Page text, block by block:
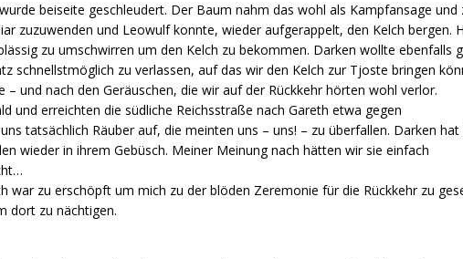
beiseite geschleudert. Der Baum nahm das wohl als Kampfansage und
zuzuwenden und Leowulf konnte, wieder aufgerappelt, den Kelch bergen.
zu umschwirren um den Kelch zu bekommen. Darken wollte ebenfalls
schnellstmöglich zu verlassen, auf das wir den Kelch zur Tjoste bringen
und nach den Geräuschen, die wir auf der Rückkehr hörten wohl verlor.
und erreichten die südliche Reichsstraße nach Gareth etwa gegen
tatsächlich Räuber auf, die meinten uns – uns! – zu überfallen. Darken hat
wieder in ihrem Gebüsch. Meiner Meinung nach hätten wir sie einfach
war zu erschöpft um mich zu der blöden Zeremonie für die Rückkehr zu
dort zu nächtigen.